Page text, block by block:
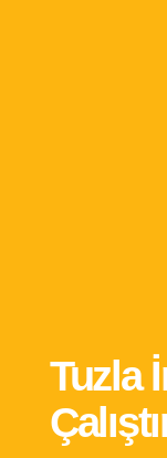
Tuzla